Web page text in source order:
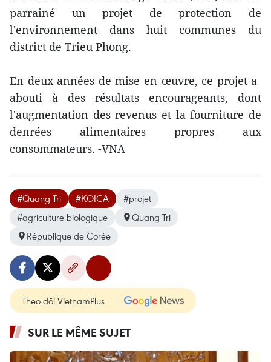
parrainé un projet de protection de
l'environnement dans huit communes du
district de Trieu Phong.
​En deux années de mise en œuvre, ce projet a ​
abouti à des résultats encourageants, dont
l'augmentation des revenus et la fourniture de
denrées alimentaires propres aux
consommateurs. -VNA​
#Quang Tri #KOICA
#projet
#agriculture biologique
Quang Tri
République de Corée
Theo dõi VietnamPlus
SUR LE MÊME SUJET